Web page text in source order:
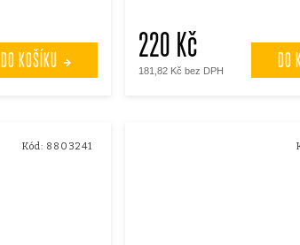
DO KOŠÍKU 181,82 Kč bez DPH
220 Kč DO
Kód: 8803241